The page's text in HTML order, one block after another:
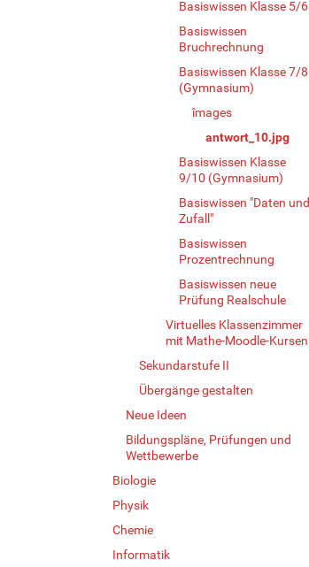
Basiswissen Klasse 5/6
Basiswissen
Bruchrechnung
Basiswissen Klasse 7/8
(Gymnasium)
îmages
antwort_10.jpg
Basiswissen Klasse
9/10 (Gymnasium)
Basiswissen "Daten und
Zufall"
Basiswissen
Prozentrechnung
Basiswissen neue
Prüfung Realschule
Virtuelles Klassenzimmer
mit Mathe-Moodle-Kursen
Sekundarstufe II
Übergänge gestalten
Neue Ideen
Bildungspläne, Prüfungen und
Wettbewerbe
Biologie
Physik
Chemie
Informatik